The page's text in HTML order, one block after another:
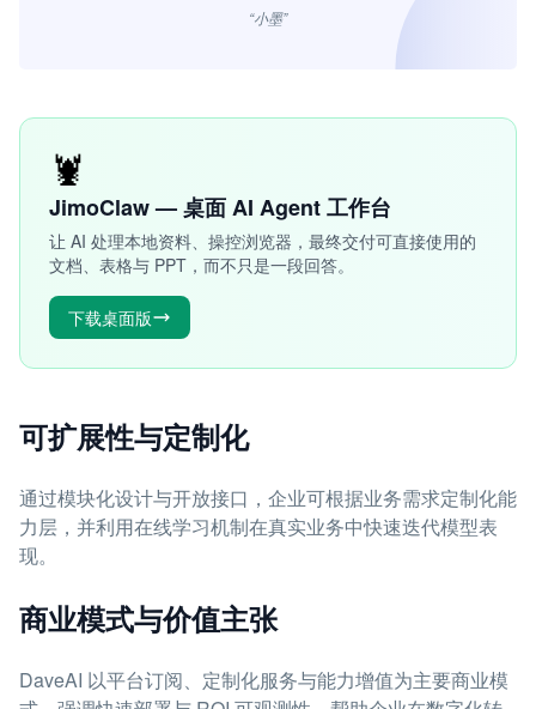
“小墨”
🦞
JimoClaw — 桌面 AI Agent 工作台
让 AI 处理本地资料、操控浏览器，最终交付可直接使用的
文档、表格与 PPT，而不只是一段回答。
下载桌面版
可扩展性与定制化
通过模块化设计与开放接口，企业可根据业务需求定制化能
力层，并利用在线学习机制在真实业务中快速迭代模型表
现。
商业模式与价值主张
DaveAI 以平台订阅、定制化服务与能力增值为主要商业模